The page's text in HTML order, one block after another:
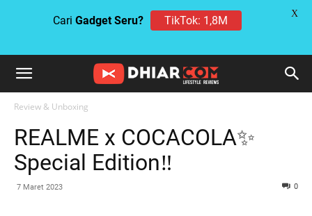
Review & Unboxing
REALME x COCACOLA✨
Special Edition‼️
7 Maret 2023 0
Cari Gadget Seru? TikTok: 1,8M
X